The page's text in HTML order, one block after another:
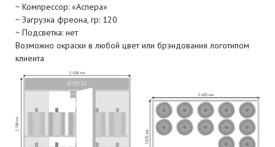
~ Компрессор: «Аспера»
~ Загрузка фреона, гр: 120
~ Подсветка: нет
Возможно окраски в любой цвет или брэндования логотипом
клиента